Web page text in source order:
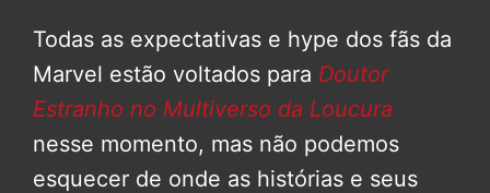
Todas as expectativas e hype dos fãs da
Marvel estão voltados para Doutor
Estranho no Multiverso da Loucura
nesse momento, mas não podemos
esquecer de onde as histórias e seus